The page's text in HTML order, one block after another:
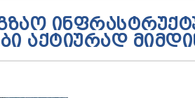
ᲐᲥᲢᲘᲣᲠᲐᲓ